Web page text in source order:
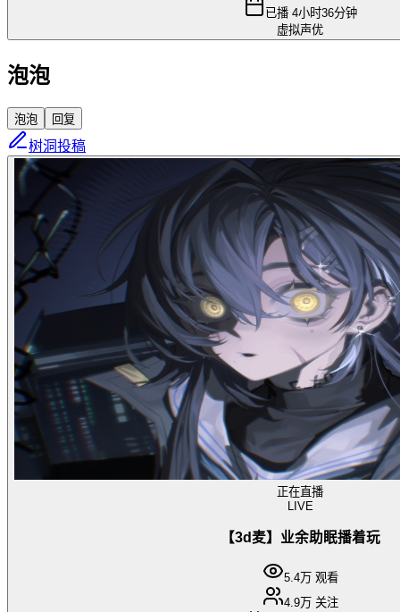
已播 4小时36分钟
虚拟声优
泡泡
泡泡 回复
树洞投稿
正在直播
LIVE
【3d麦】业余助眠播着玩
5.4万 观看
4.9万 关注